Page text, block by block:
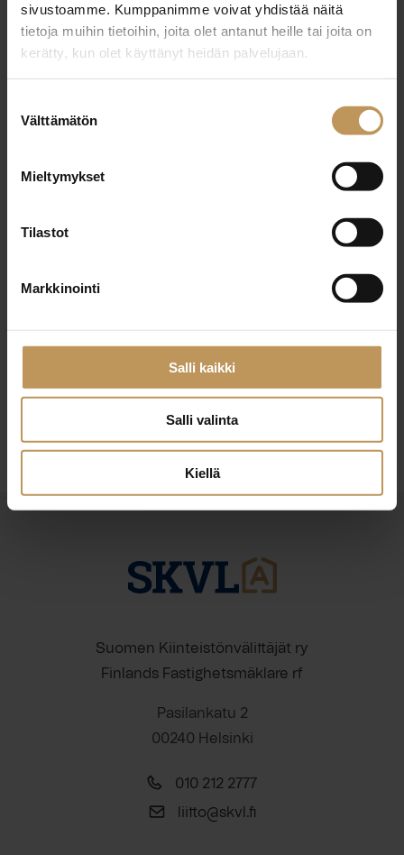
sivustoamme. Kumppanimme voivat yhdistää näitä
tietoja muihin tietoihin, joita olet antanut heille tai joita on
kerätty, kun olet käyttänyt heidän palvelujaan.
valinta
Välttämätön
Mieltymykset
Tilastot
Markkinointi
Salli kaikki
Salli valinta
Kiellä
Kati Kämäräinen
Lue artikkeli
Suomen Kiinteistönvälittäjät ry
Finlands Fastighetsmäklare rf
Pasilankatu 2
00240 Helsinki
010 212 2777
liitto@skvl.fi